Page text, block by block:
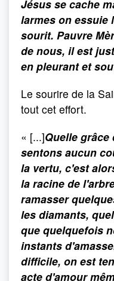
Jésus se cache
larmes on essuie
sourit. Pauvre
de nous, il est
en pleurant et
Le sourire de la
tout cet effort.
« [...]Quelle
sentons aucun
la vertu, c'est
la racine de
ramasser
les diamants,
que quelquefois
instants
difficile, on est
acte d'amour